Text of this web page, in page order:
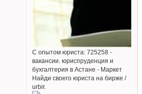
С опытом юриста: 725258 -
вакансии. юриспруденция и
бухгалтерия в Астане - Маркет
Найди своего юриста на бирже /
urbir.